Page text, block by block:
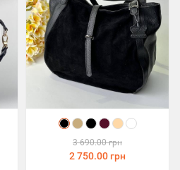
3 690.00 грн
2 750.00 грн